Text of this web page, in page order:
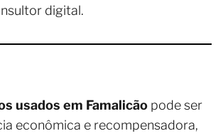
digital.
usados em Famalicão pode ser
econômica e recompensadora,